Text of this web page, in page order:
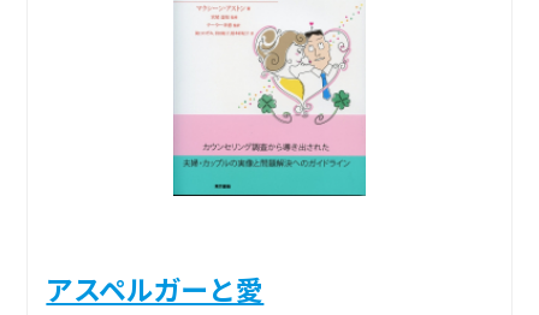
アスペルガーと愛